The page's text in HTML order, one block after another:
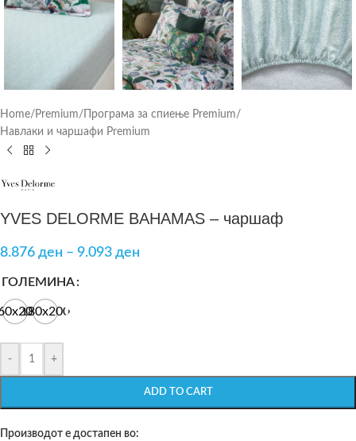
Home/ Premium/ Програма за спиење Premium/
Навлаки и чаршафи Premium
YVES DELORME BAHAMAS – чаршаф
8.876 ден – 9.093 ден
ГОЛЕМИНА
180x200
- +
ADD TO CART
Производот е достапен во: